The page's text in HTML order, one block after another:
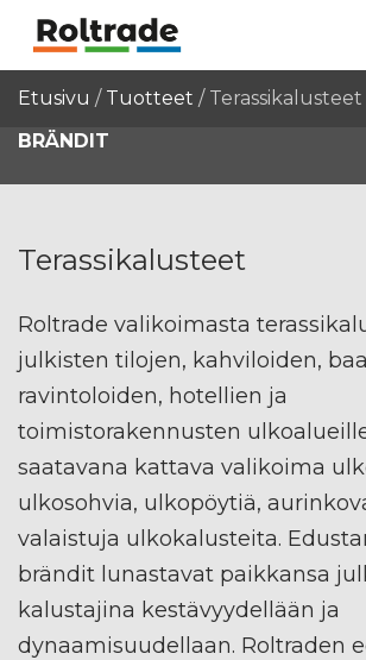
Etusivu / Tuotteet / Terassikalusteet
BRÄNDIT
Terassikalusteet
Roltrade valikoimasta
julkisten tilojen, kahviloiden,
ravintoloiden, hotellien ja
toimistorakennusten
saatavana kattava valikoima
ulkosohvia, ulkopöytiä,
valaistuja ulkokalusteita.
brändit lunastavat paikkansa
kalustajina kestävyydellään ja
dynaamisuudellaan. Roltraden